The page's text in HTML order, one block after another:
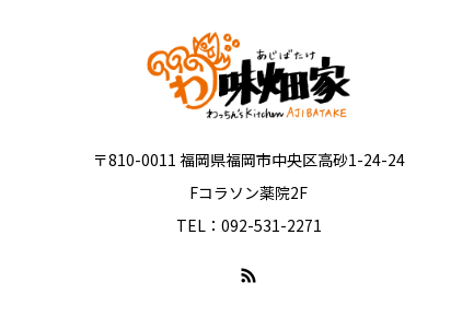
〒810-0011 福岡県福岡市中央区高砂1-24-24
Fコラソン薬院2F
TEL：092-531-2271